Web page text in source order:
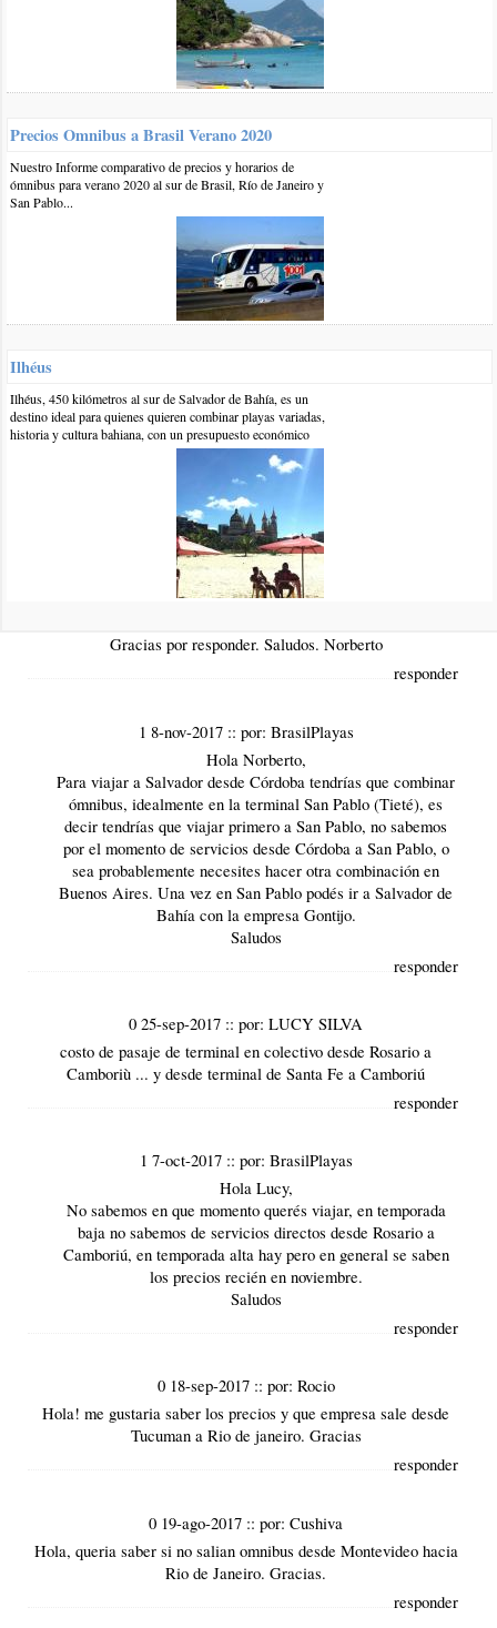
0 31-oct-2017::por:yamile
hola, quisiera saber si hay micro desde tucuman a camboriu y
Hola Yamile,
La empresa que va de Tucumán aCamboriú
norte, no sabemos aún de precios para el verano, pero
tenemos información de que tienen promociones durante
noviembre, posiblemente antes de aumentar el precio para
por:BrasilPlayas
Publicados los precios 2018 en el
0 27-oct-2017 por: norberto jose
Hola! Quisiera saber con qué empresa puedo viajar a Salvador
Gracias por responder. Saludos. Norberto
responder
1 8-nov-2017 :: por: BrasilPlayas
Hola Norberto,
Para viajar a Salvador desde Córdoba tendrías que combinar
ómnibus, idealmente en la terminal San Pablo (Tieté), es
decir tendrías que viajar primero a San Pablo, no sabemos
por el momento de servicios desde Córdoba a San Pablo, o
sea probablemente necesites hacer otra combinación en
Buenos Aires. Una vez en San Pablo podés ir aSalvador de
Bahía con la empresa Gontijo.
Saludos
responder
0 25-sep-2017 ::por:LUCY SILVA
costo de pasaje de terminal en colectivo desde Rosario a
Camboriù ... y desde terminal de Santa Fe a Camboriú
responder
1 7-oct-2017 :: por: BrasilPlayas
Hola Lucy,
No sabemos en que momento querés viajar, en temporada
bajano sabemos de servicios directos desde Rosario a
Camboriú, en temporada alta hay pero en general se saben
los precios recién en noviembre.
Saludos
responder
0 18-sep-2017 :: por: Rocio
Hola! me gustaria saber los precios y que empresa sale desde
Tucuman a Rio de janeiro. Gracias
responder
0 19-ago-2017 ::por:Cushiva
Hola, queria saber si no salian omnibus desde Montevideo hacia
Rio de Janeiro. Gracias.
responder
Precios Omnibus a Brasil Verano 2020
Nuestro Informe comparativo de precios y horarios de
ómnibus para verano 2020 al sur de Brasil, Río de Janeiro y
San Pablo...
Ilhéus
Ilhéus, 450 kilómetros al sur de Salvador de Bahía, es un
destino ideal para quienes quieren combinar playas variadas,
historia y cultura bahiana, con un presupuesto económico